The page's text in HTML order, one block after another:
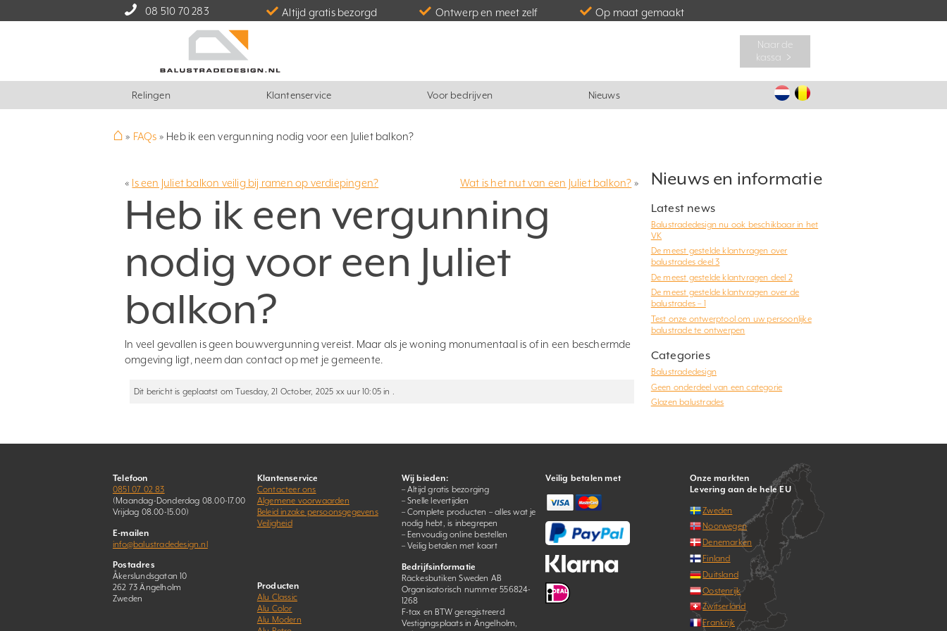
08 510 70 283 Altijd gratis bezorgd Ontwerp en meet zelf Op maat gemaakt
Naar de
kassa ﹥
Relingen Klantenservice Voor bedrijven Nieuws
⌂ » FAQs » Heb ik een vergunning nodig voor een Juliet balkon?
« Is een Juliet balkon veilig bij ramen op verdiepingen? Wat is het nut van een Juliet balkon? »
Heb ik een vergunning
nodig voor een Juliet
balkon?
In veel gevallen is geen bouwvergunning vereist. Maar als je woning monumentaal is of in een beschermde
omgeving ligt, neem dan contact op met je gemeente.
Dit bericht is geplaatst om Tuesday, 21 October, 2025 xx uur 10:05 in .
Nieuws en informatie
Latest news
Balustradedesign nu ook beschikbaar in het
VK
De meest gestelde klantvragen over
balustrades deel 3
De meest gestelde klantvragen deel 2
De meest gestelde klantvragen over de
balustrades – 1
Test onze ontwerptool om uw persoonlijke
balustrade te ontwerpen
Categories
Balustradedesign
Geen onderdeel van een categorie
Glazen balustrades
Telefoon
0851 07 02 83
(Maandag-Donderdag 08.00-17.00
Vrijdag 08.00-15.00)
E-mailen
info@balustradedesign.nl
Postadres
Åkerslundsgatan 10
262 73 Ängelholm
Zweden
Klantenservice
Contacteer ons
Algemene voorwaarden
Beleid inzake persoonsgegevens
Veiligheid
Producten
Alu Classic
Alu Color
Alu Modern
Wij bieden:
– Altijd gratis bezorging
– Snelle levertijden
– Complete producten – alles wat je
nodig hebt, is inbegrepen
– Eenvoudig online bestellen
– Veilig betalen met kaart
Bedrijfsinformatie
Räckesbutiken Sweden AB
Organisatorisch nummer 556824-
1268
F-tax en BTW geregistreerd
Vestigingsplaats in Ängelholm,
Veilig betalen met
Onze markten
Levering aan de hele EU
Zweden
Noorwegen
Denemarken
Finland
Duitsland
Oostenrijk
Zwitserland
Frankrijk